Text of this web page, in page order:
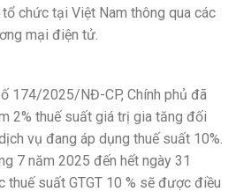
tổ chức tại Việt Nam thông qua các
mại điện tử.
174/2025/NĐ-CP, Chính phủ đã
2% thuế suất giá trị gia tăng đối
vụ đang áp dụng thuế suất 10%.
7 năm 2025 đến hết ngày 31
thuế suất GTGT 10 % sẽ được điều